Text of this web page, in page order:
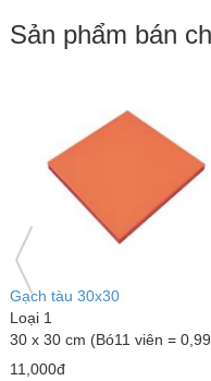
Sản phẩm bán
Gạch đỏ lát sân Gốm Mỹ
Loại 1
40 x 40 cm (Thùng 6 viên =
m² )